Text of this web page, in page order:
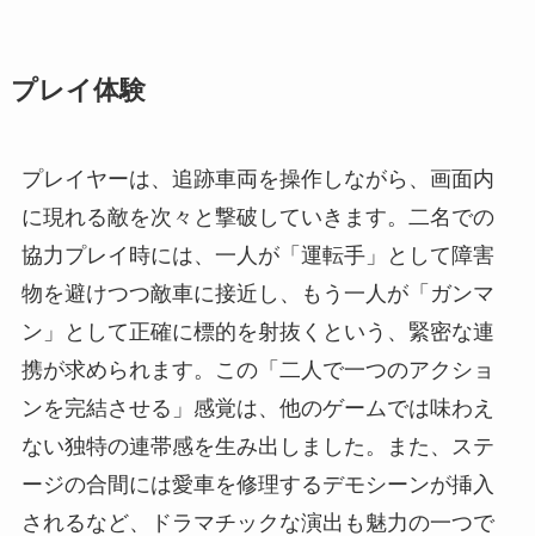
プレイ体験
プレイヤーは、追跡車両を操作しながら、画面内
に現れる敵を次々と撃破していきます。二名での
協力プレイ時には、一人が「運転手」として障害
物を避けつつ敵車に接近し、もう一人が「ガンマ
ン」として正確に標的を射抜くという、緊密な連
携が求められます。この「二人で一つのアクショ
ンを完結させる」感覚は、他のゲームでは味わえ
ない独特の連帯感を生み出しました。また、ステ
ージの合間には愛車を修理するデモシーンが挿入
されるなど、ドラマチックな演出も魅力の一つで